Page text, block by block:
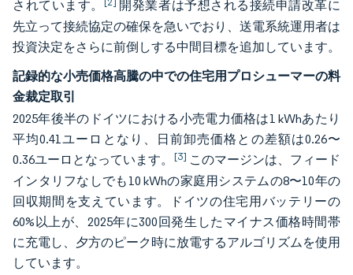
されています。
開発業者は予想される接続申請改革に
先立って接続協定の確保を急いでおり、送電系統運用者は
投資決定をさらに前倒しする中間目標を追加しています。
記録的な小売価格高騰の中での住宅用プロシューマーの料
金裁定取引
2025年後半のドイツにおける小売電力価格は1 kWhあたり
平均0.41ユーロとなり、日前卸売価格との差額は0.26〜
0.36ユーロとなっています。 [3] このマージンは、フィード
インタリフなしでも10 kWhの家庭用システムの8〜10年の
回収期間を支えています。ドイツの住宅用バッテリーの
60%以上が、2025年に300回発生したマイナス価格時間帯
に充電し、夕方のピーク時に放電するアルゴリズムを使用
しています。